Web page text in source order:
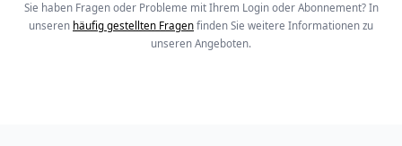
Sie haben Fragen oder Probleme mit Ihrem Login oder Abonnement? In
unseren häufig gestellten Fragen finden Sie weitere Informationen zu
unseren Angeboten.